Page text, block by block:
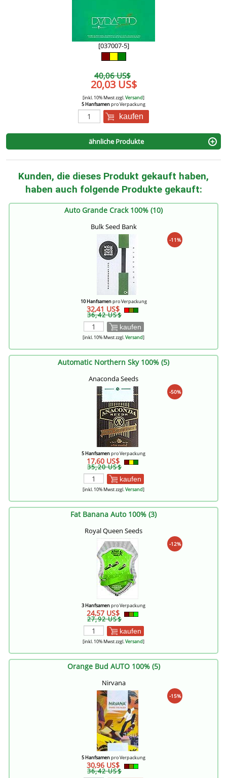
[037007-5]
40,06 US$
20,03 US$
[inkl. 10% Mwst zzgl.Versand]
5 Hanfsamenpro Verpackung
kaufen
ähnliche Produkte
Kunden, die dieses Produkt gekauft haben,
haben auch folgende Produkte gekauft:
Auto Grande Crack 100% (10)
Bulk Seed Bank
-11%
10 Hanfsamenpro Verpackung
32,41 US$
36,42 US$
kaufen
[inkl. 10% Mwst zzgl.Versand]
Automatic Northern Sky 100% (5)
Anaconda Seeds
-50%
5 Hanfsamenpro Verpackung
17,60 US$
35,20 US$
kaufen
[inkl. 10% Mwst zzgl.Versand]
Fat Banana Auto 100% (3)
Royal Queen Seeds
-12%
3 Hanfsamenpro Verpackung
24,57 US$
27,92 US$
kaufen
[inkl. 10% Mwst zzgl.Versand]
Orange Bud AUTO 100% (5)
Nirvana
-15%
5 Hanfsamenpro Verpackung
30,96 US$
36,42 US$